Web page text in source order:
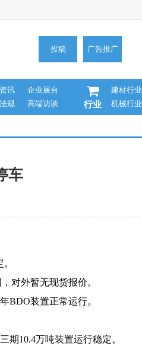
投稿 广告推广
讯
企业展台
规
高端访谈 行业
建材行业
机械行业
车
对外暂无现货报价。
BDO装置正常运行。
期10.4万吨装置运行稳定。